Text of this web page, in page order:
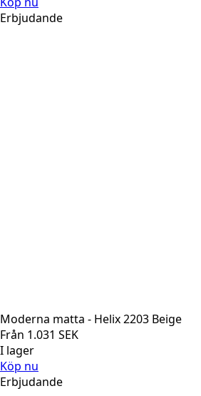
Erbjudande
Moderna matta - Helix 2203 Beige
Från 1.031 SEK
I lager
Köp nu
Erbjudande